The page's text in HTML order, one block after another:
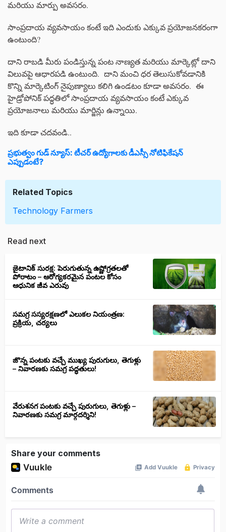
మరియు మార్పు అవసరం.
సాంప్రదాయ వ్యవసాయం కంటే ఇది ఎందుకు ఎక్కువ ప్రయోజనకరంగా
ఉంటుంది?
దాని రాబడి మీరు పండిస్తున్న పంట నాణ్యత మరియు మార్కెట్లో దాని
విలువపై ఆధారపడి ఉంటుంది. దాని మంచి ధర తెలుసుకోవడానికి
కొన్ని మార్కెటింగ్ నైపుణ్యాలు కలిగి ఉండటం కూడా అవసరం. ఈ
హైడ్రోపోనిక్ పద్ధతిలో సాంప్రదాయ వ్యవసాయం కంటే ఎక్కువ
ప్రయోజనాలు మరియు మార్జిన్లు ఉన్నాయి.
ఇది కూడా చదవండి..
ప్రభుత్వం గుడ్ న్యూస్: టీచర్ ఉద్యోగాలకు డీఎస్సీ నోటిఫికేషన్
ఎప్పుడంటే?
Related Topics
Technology Farmers
Read next
జైటానిక్ సురక్ష: పెరుగుతున్న ఉష్ణోగ్రతలతో
పోరాటం – ఆరోగ్యకరమైన పంటల కోసం
ఆధునిక జీవ ఎరువు
సమగ్ర సస్యరక్షణలో ఎలుకల నియంత్రణ:
ప్రక్రియ, చర్యలు
జొన్న పంటకు వచ్చే ముఖ్య పురుగులు, తెగుళ్లు
– నివారణకు సమగ్ర పద్ధతులు!
వేరుశనగ పంటకు వచ్చే పురుగులు, తెగుళ్లు –
నివారణకు సమగ్ర మార్గదర్శిని!
Share your comments